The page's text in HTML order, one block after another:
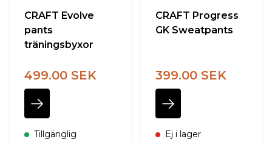
CRAFT Evolve
pants
träningsbyxor
499.00 SEK
Tillgänglig
CRAFT Progress
GK Sweatpants
399.00 SEK
Ej i lager